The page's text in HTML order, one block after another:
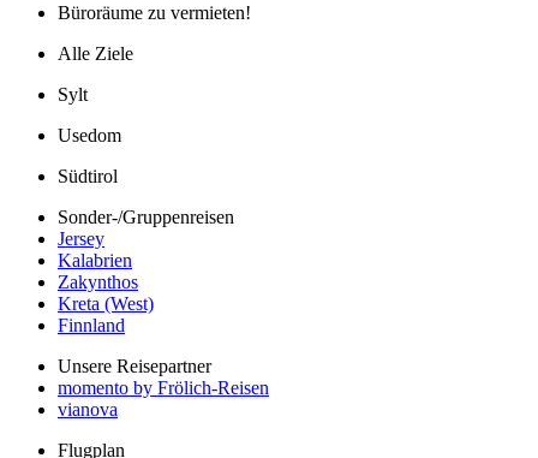
Büroräume zu vermieten!
Alle Ziele
Sylt
Usedom
Südtirol
Sonder-/Gruppenreisen
Jersey
Kalabrien
Zakynthos
Kreta (West)
Finnland
Unsere Reisepartner
momento by Frölich-Reisen
vianova
Flugplan